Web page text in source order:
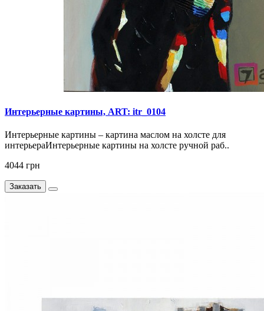
Интерьерные картины, ART: itr_0104
Интерьерные картины – картина маслом на холсте для
интерьераИнтерьерные картины на холсте ручной раб..
4044 грн
Заказать